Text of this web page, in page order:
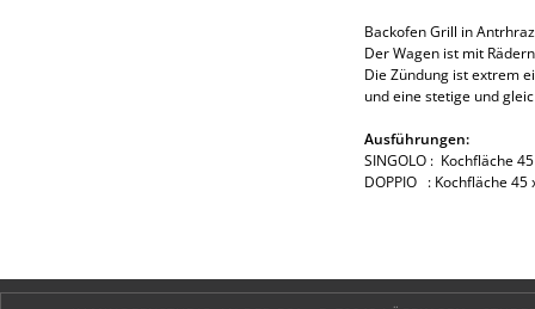
Backofen Grill in
Der Wagen ist mit
Die Zündung ist extrem
und eine stetige und
Ausführungen:
SINGOLO : Kochfläche
DOPPIO : Kochfläche 45